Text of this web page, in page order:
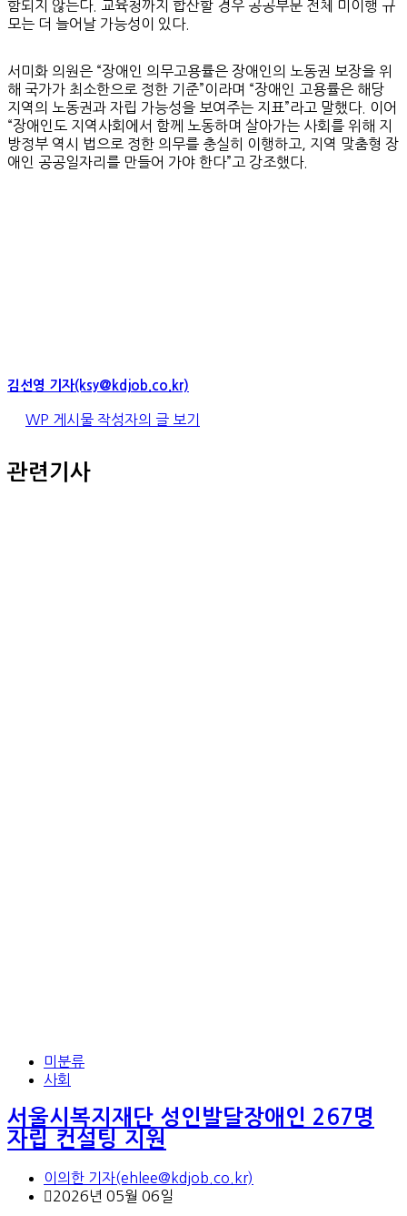
함되지 않는다. 교육청까지 합산할 경우 공공부문 전체 미이행 규
모는 더 늘어날 가능성이 있다.
서미화 의원은 “장애인 의무고용률은 장애인의 노동권 보장을 위
해 국가가 최소한으로 정한 기준”이라며 “장애인 고용률은 해당
지역의 노동권과 자립 가능성을 보여주는 지표”라고 말했다. 이어
“장애인도 지역사회에서 함께 노동하며 살아가는 사회를 위해 지
방정부 역시 법으로 정한 의무를 충실히 이행하고, 지역 맞춤형 장
애인 공공일자리를 만들어 가야 한다”고 강조했다.
김선영 기자(ksy@kdjob.co.kr)
WP 게시물 작성자의 글 보기
관련기사
미분류
사회
서울시복지재단 성인발달장애인 267명
자립 컨설팅 지원
이의한 기자(ehlee@kdjob.co.kr)
2026년 05월 06일